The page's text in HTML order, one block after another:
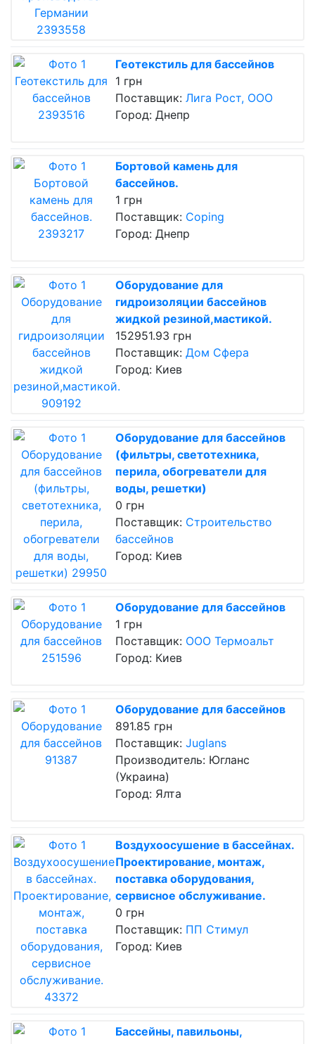
Геотекстиль для бассейнов
1 грн
Поставщик: Лига Рост, ООО
Город: Днепр
Бортовой камень для
бассейнов.
1 грн
Поставщик: Coping
Город: Днепр
Оборудование для
гидроизоляции бассейнов
жидкой резиной,мастикой.
152951.93 грн
Поставщик: Дом Сфера
Город: Киев
Оборудование для бассейнов
(фильтры, светотехника,
перила, обогреватели для
воды, решетки)
0 грн
Поставщик: Строительство
бассейнов
Город: Киев
Оборудование для бассейнов
1 грн
Поставщик: ООО Термоальт
Город: Киев
Оборудование для бассейнов
891.85 грн
Поставщик: Juglans
Производитель: Югланс
(Украина)
Город: Ялта
Воздухоосушение в бассейнах.
Проектирование, монтаж,
поставка оборудования,
сервисное обслуживание.
0 грн
Поставщик: ПП Стимул
Город: Киев
Бассейны, павильоны,